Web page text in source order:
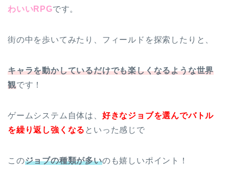
わいいRPGです。
街の中を歩いてみたり、フィールドを探索したりと、
キャラを動かしているだけでも楽しくなるような世界
観です！
ゲームシステム自体は、 好きなジョブを選んでバトル
を繰り返し強くなる といった感じで
このジョブの種類が多いのも嬉しいポイント！